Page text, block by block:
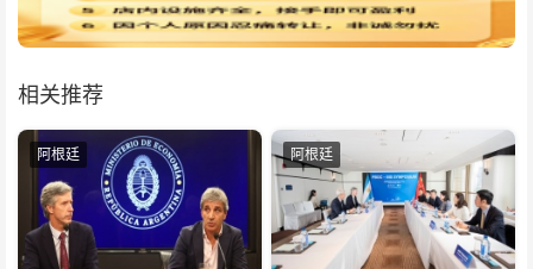
相关推荐
阿根廷 阿根廷